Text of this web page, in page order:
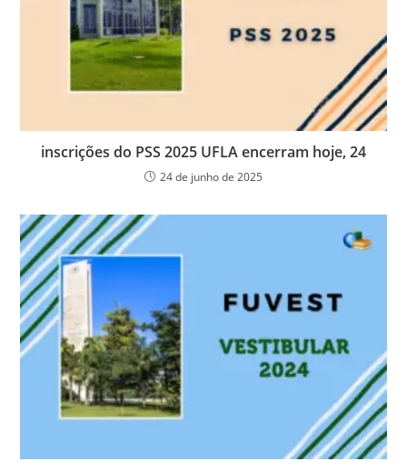
inscrições do PSS 2025 UFLA encerram hoje, 24
24 de junho de 2025